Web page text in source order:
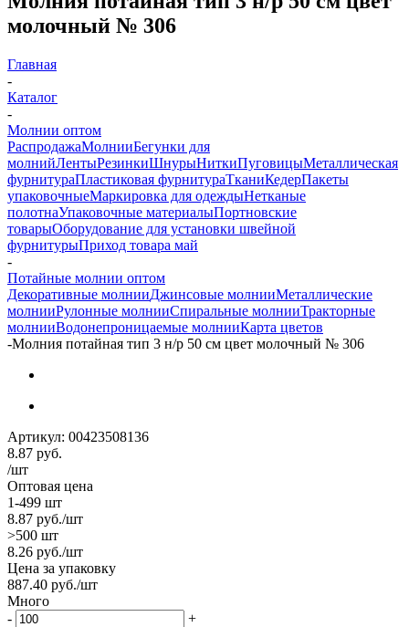
молочный № 306
Главная
-
Каталог
-
Молнии оптом
РаспродажаМолнииБегунки для
молнийЛентыРезинкиШнурыНиткиПуговицыМеталлическая
фурнитураПластиковая фурнитураТканиКедерПакеты
упаковочныеМаркировка для одеждыНетканые
полотнаУпаковочные материалыПортновские
товарыОборудование для установки швейной
фурнитурыПриход товара май
-
Потайные молнии оптом
Декоративные молнииДжинсовые молнииМеталлические
молнииРулонные молнииСпиральные молнииТракторные
молнииВодонепроницаемые молнииКарта цветов
-Молния потайная тип 3 н/р 50 см цвет молочный № 306
Артикул: 00423508136
8.87 руб.
/шт
Оптовая цена
1-499 шт
8.87 руб./шт
>500 шт
8.26 руб./шт
Цена за упаковку
887.40 руб./шт
Много
-
+